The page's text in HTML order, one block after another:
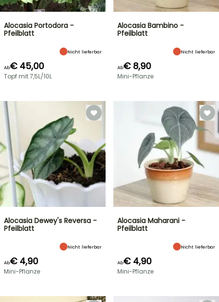
Alocasia Portodora -
Pfeilblatt
Nicht lieferbar
Ab€ 45,00
Topf mit 7,5L/10L
Alocasia Bambino -
Pfeilblatt
Nicht lieferbar
Ab€ 8,90
Mini-Pflanze
Alocasia Dewey's Reversa -
Pfeilblatt
Nicht lieferbar
Ab€ 4,90
Mini-Pflanze
Alocasia Maharani -
Pfeilblatt
Nicht lieferbar
Ab€ 4,90
Mini-Pflanze